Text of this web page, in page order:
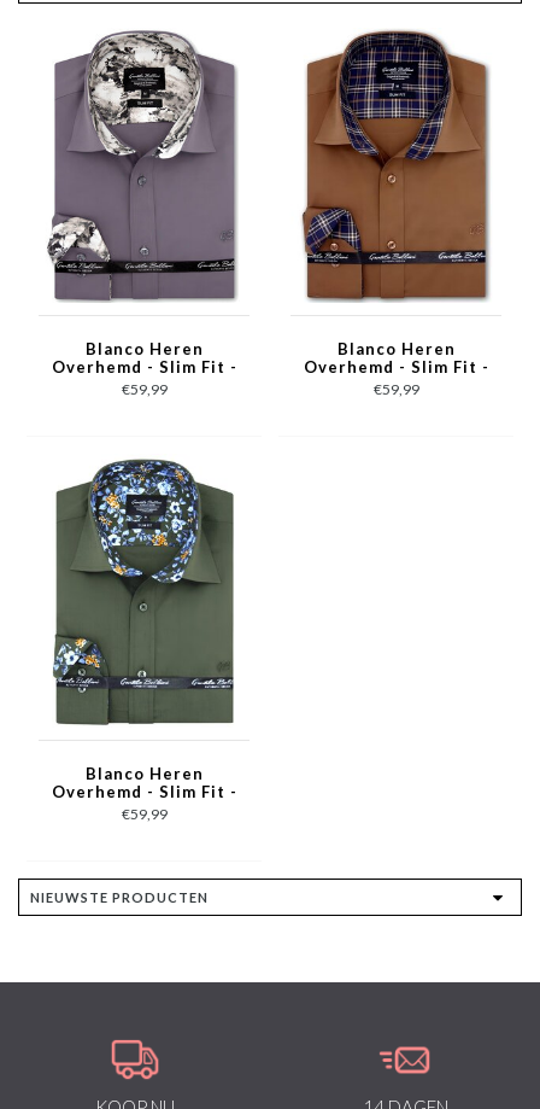
Blanco Heren
Overhemd - Slim Fit -
3042NW - Grijs
€59,99
Blanco Heren
Overhemd - Slim Fit -
3038NW - Bruin
€59,99
Blanco Heren
Overhemd - Slim Fit -
3039NW - Groen
€59,99